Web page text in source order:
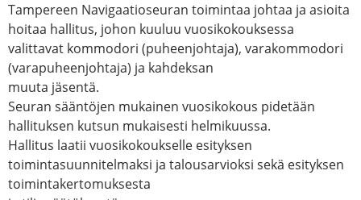
Tampereen Navigaatioseuran toimintaa johtaa ja asioita
hoitaa hallitus, johon kuuluu vuosikokouksessa
valittavat kommodori (puheenjohtaja), varakommodori
(varapuheenjohtaja) ja kahdeksan
muuta jäsentä.
Seuran sääntöjen mukainen vuosikokous pidetään
hallituksen kutsun mukaisesti helmikuussa.
Hallitus laatii vuosikokoukselle esityksen
toimintasuunnitelmaksi ja talousarvioksi sekä esityksen
toimintakertomuksesta